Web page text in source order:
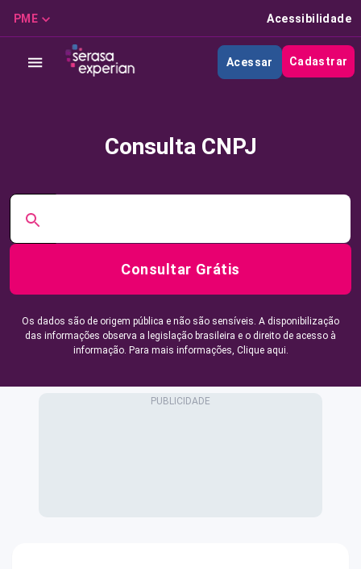
PME Acessibilidade
Acessar Cadastrar
Consulta CNPJ
Consultar Grátis
Os dados são de origem pública e não são sensíveis. A disponibilização
das informações observa a legislação brasileira e o direito de acesso à
informação. Para mais informações, Clique aqui.